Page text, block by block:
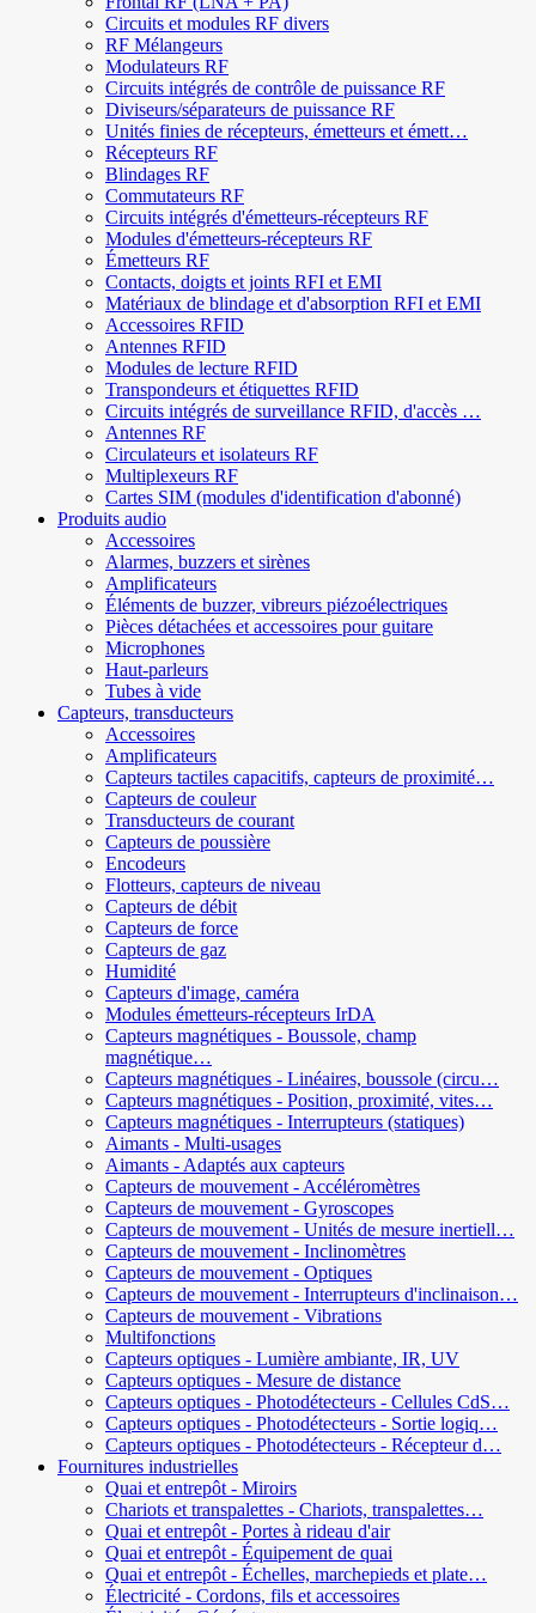
Circuits et modules RF divers
RF Mélangeurs
Modulateurs RF
Circuits intégrés de contrôle de puissance RF
Diviseurs/séparateurs de puissance RF
Unités finies de récepteurs, émetteurs et émett…
Récepteurs RF
Blindages RF
Commutateurs RF
Circuits intégrés d'émetteurs-récepteurs RF
Modules d'émetteurs-récepteurs RF
Émetteurs RF
Contacts, doigts et joints RFI et EMI
Matériaux de blindage et d'absorption RFI et EMI
Accessoires RFID
Antennes RFID
Modules de lecture RFID
Transpondeurs et étiquettes RFID
Circuits intégrés de surveillance RFID, d'accès …
Antennes RF
Circulateurs et isolateurs RF
Multiplexeurs RF
Cartes SIM (modules d'identification d'abonné)
Produits audio
Accessoires
Alarmes, buzzers et sirènes
Amplificateurs
Éléments de buzzer, vibreurs piézoélectriques
Pièces détachées et accessoires pour guitare
Microphones
Haut-parleurs
Tubes à vide
Capteurs, transducteurs
Accessoires
Amplificateurs
Capteurs tactiles capacitifs, capteurs de proximité…
Capteurs de couleur
Transducteurs de courant
Capteurs de poussière
Encodeurs
Flotteurs, capteurs de niveau
Capteurs de débit
Capteurs de force
Capteurs de gaz
Humidité
Capteurs d'image, caméra
Modules émetteurs-récepteurs IrDA
Capteurs magnétiques - Boussole, champ
magnétique…
Capteurs magnétiques - Linéaires, boussole (circu…
Capteurs magnétiques - Position, proximité, vites…
Capteurs magnétiques - Interrupteurs (statiques)
Aimants - Multi-usages
Aimants - Adaptés aux capteurs
Capteurs de mouvement - Accéléromètres
Capteurs de mouvement - Gyroscopes
Capteurs de mouvement - Unités de mesure inertiell…
Capteurs de mouvement - Inclinomètres
Capteurs de mouvement - Optiques
Capteurs de mouvement - Interrupteurs d'inclinaison…
Capteurs de mouvement - Vibrations
Multifonctions
Capteurs optiques - Lumière ambiante, IR, UV
Capteurs optiques - Mesure de distance
Capteurs optiques - Photodétecteurs - Cellules CdS…
Capteurs optiques - Photodétecteurs - Sortie logiq…
Capteurs optiques - Photodétecteurs - Récepteur d…
Fournitures industrielles
Quai et entrepôt - Miroirs
Chariots et transpalettes - Chariots, transpalettes…
Quai et entrepôt - Portes à rideau d'air
Quai et entrepôt - Équipement de quai
Quai et entrepôt - Échelles, marchepieds et plate…
Électricité - Cordons, fils et accessoires